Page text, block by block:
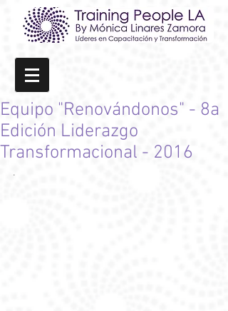
Equipo "Renovándonos" - 8a
Edición Liderazgo
Transformacional - 2016
.